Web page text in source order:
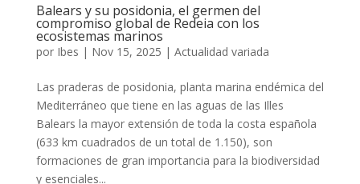
Balears y su posidonia, el germen del
compromiso global de Redeia con los
ecosistemas marinos
por Ibes | Nov 15, 2025 | Actualidad variada
Las praderas de posidonia, planta marina endémica del
Mediterráneo que tiene en las aguas de las Illes
Balears la mayor extensión de toda la costa española
(633 km cuadrados de un total de 1.150), son
formaciones de gran importancia para la biodiversidad
y esenciales...